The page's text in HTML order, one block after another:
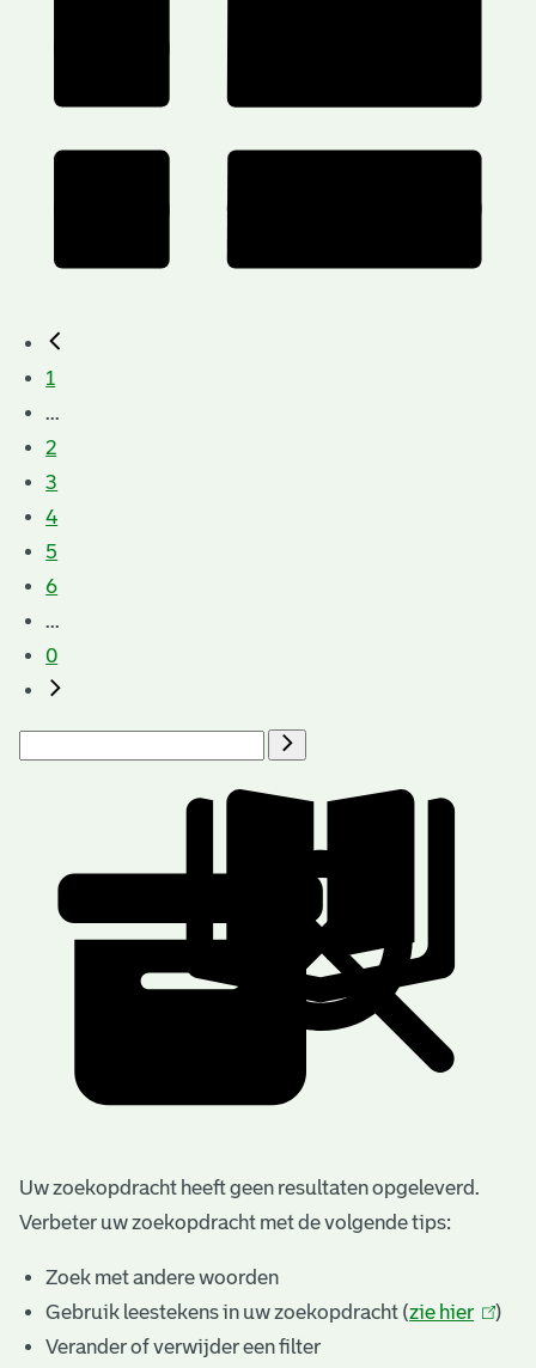
1
...
2
3
4
5
6
...
0
Uw zoekopdracht heeft geen resultaten opgeleverd.
Verbeter uw zoekopdracht met de volgende tips:
Zoek met andere woorden
Gebruik leestekens in uw zoekopdracht (zie hier (link
)
Verander of verwijder een filter